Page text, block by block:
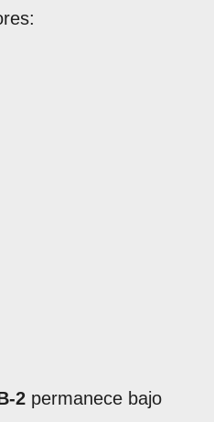
2 permanece bajo